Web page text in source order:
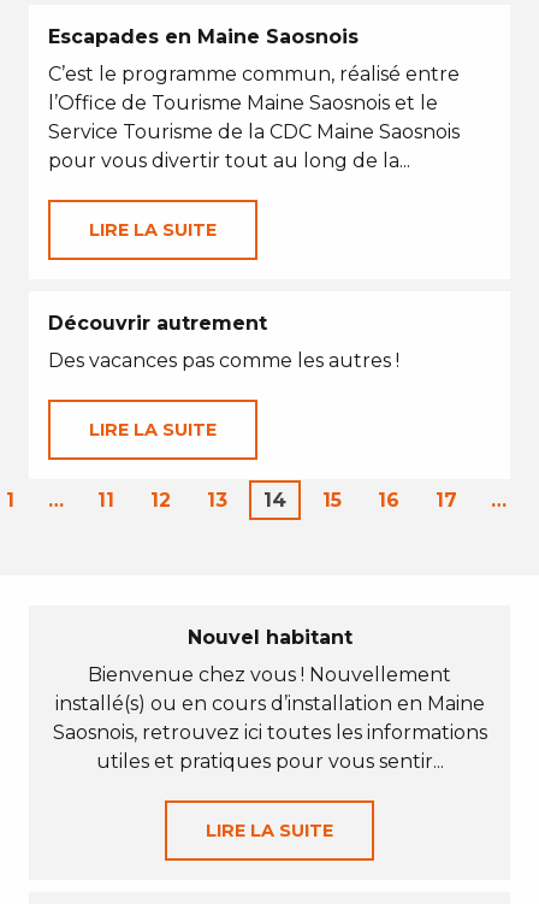
Escapades en Maine Saosnois
C’est le programme commun, réalisé entre
l’Office de Tourisme Maine Saosnois et le
Service Tourisme de la CDC Maine Saosnois
pour vous divertir tout au long de la...
LIRE LA SUITE
Découvrir autrement
Des vacances pas comme les autres !
LIRE LA SUITE
1 … 11 12 13 14 15 16 17 …
Nouvel habitant
Bienvenue chez vous ! Nouvellement
installé(s) ou en cours d’installation en Maine
Saosnois, retrouvez ici toutes les informations
utiles et pratiques pour vous sentir...
LIRE LA SUITE